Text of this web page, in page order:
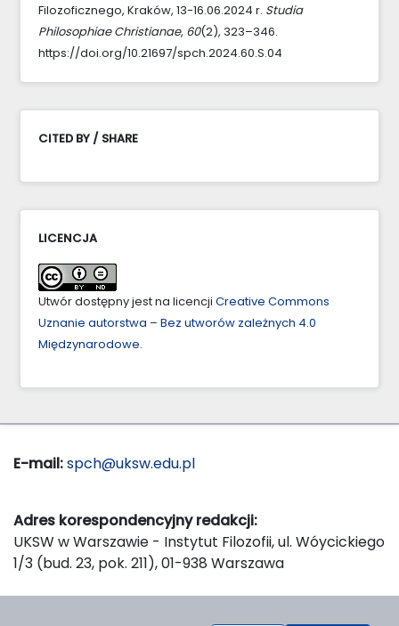
Filozoficznego, Kraków, 13-16.06.2024 r. Studia
Philosophiae Christianae, 60(2), 323–346.
https://doi.org/10.21697/spch.2024.60.S.04
CITED BY / SHARE
LICENCJA
Utwór dostępny jest na licencji Creative Commons
Uznanie autorstwa – Bez utworów zależnych 4.0
Międzynarodowe.
E-mail:spch@uksw.edu.pl
Adres korespondencyjny redakcji:
UKSW w Warszawie - Instytut Filozofii, ul. Wóycickiego
1/3 (bud. 23, pok. 211), 01-938 Warszawa